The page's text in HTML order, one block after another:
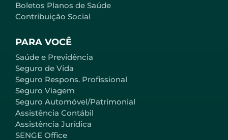
PARA VOCÊ
Saúde e Previdência
Seguro de Vida
Seguro Respons. Profissional
Seguro Viagem
Seguro Automóvel/Patrimonial
Assistência Contábil
Assistência Jurídica
SENGE Office
Boletos Planos de Saúde
Contribuição Social